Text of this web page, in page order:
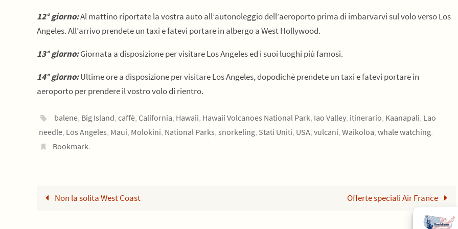
12° giorno:Al mattino riportate la vostra auto all’autonoleggio dell’aeroporto prima di imbarvarvi sul volo verso Los
Angeles. All’arrivo prendete un taxi e fatevi portare in albergo a West Hollywood.
13° giorno:Giornata a disposizione per visitare Los Angeles ed i suoi luoghi più famosi.
14° giorno:Ultime ore a disposizione per visitare Los Angeles, dopodichè prendete un taxi e fatevi portare in
aeroporto per prendere il vostro volo di rientro.
balene, Big Island, caffè, California, Hawaii, Hawaii Volcanoes National Park, Iao Valley, itinerario, Kaanapali, Lao
needle, Los Angeles, Maui, Molokini, National Parks, snorkeling, Stati Uniti, USA, vulcani, Waikoloa, whale watching.
Bookmark.
Non la solita West Coast Offerte speciali Air France